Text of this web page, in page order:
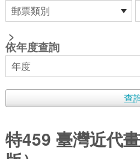
>
依年度查詢
特459 臺灣近代